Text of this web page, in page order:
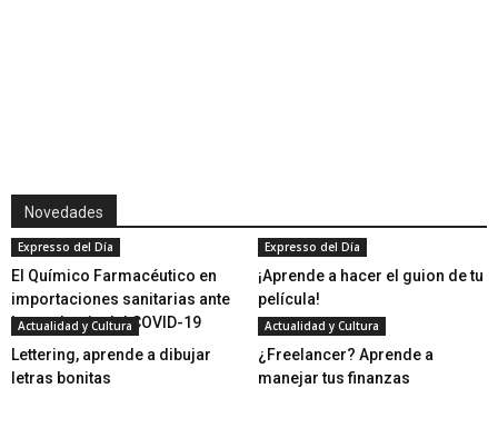
Novedades
Expresso del Día
El Químico Farmacéutico en
importaciones sanitarias ante
la pandemia del COVID-19
Expresso del Día
¡Aprende a hacer el guion de tu
película!
Actualidad y Cultura
Lettering, aprende a dibujar
letras bonitas
Actualidad y Cultura
¿Freelancer? Aprende a
manejar tus finanzas